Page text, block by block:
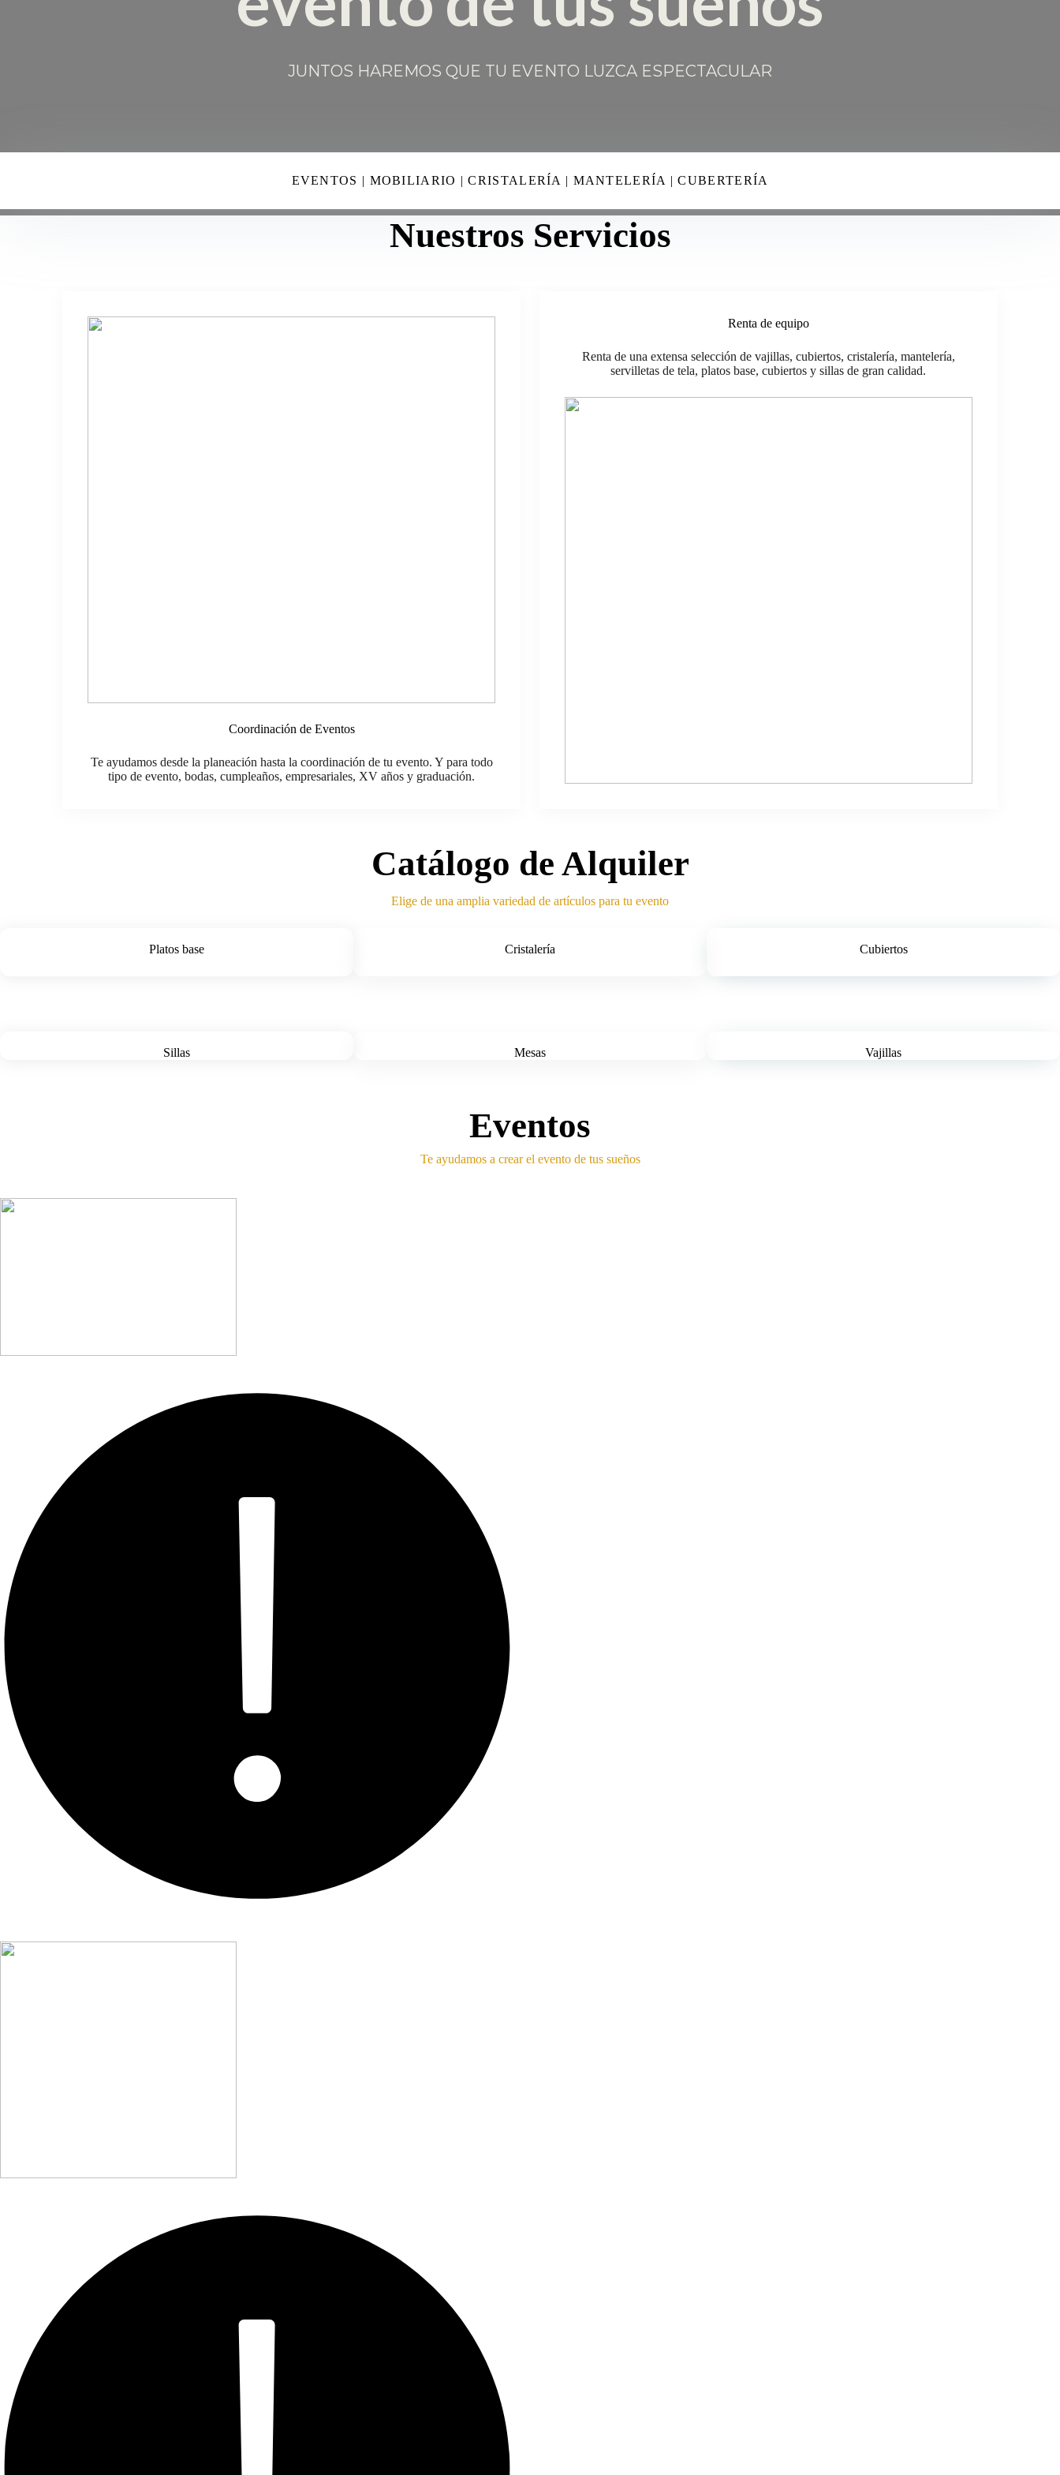
EVENTOS | MOBILIARIO | CRISTALERÍA | MANTELERÍA | CUBERTERÍA
Nuestros Servicios
Coordinación de Eventos
Te ayudamos desde la planeación hasta la coordinación de tu evento. Y para todo
tipo de evento, bodas, cumpleaños, empresariales, XV años y graduación.
Renta de equipo
Renta de una extensa selección de vajillas, cubiertos, cristalería, mantelería,
servilletas de tela, platos base, cubiertos y sillas de gran calidad.
Catálogo de Alquiler
Elige de una amplia variedad de artículos para tu evento
Platos base Cristalería Cubiertos
Sillas Mesas Vajillas
Eventos
Te ayudamos a crear el evento de tus sueños